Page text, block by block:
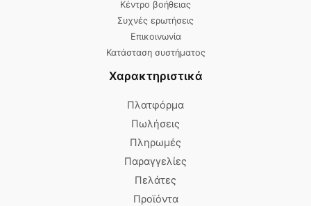
Κέντρο βοήθειας
Συχνές ερωτήσεις
Επικοινωνία
Κατάσταση συστήματος
Χαρακτηριστικά
Πλατφόρμα
Πωλήσεις
Πληρωμές
Παραγγελίες
Πελάτες
Προϊόντα